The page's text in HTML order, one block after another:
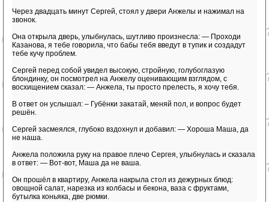
Через двадцать минут Сергей, стоял у двери Анжелы и нажимал на
звонок.
Она открыла дверь, улыбнулась, шутливо произнесла: — Проходи
Казанова, я тебе говорила, что бабы тебя введут в тупик и создадут
тебе кучу проблем.
Сергей перед собой увидел высокую, стройную, голубоглазую
блондинку, он посмотрел на Анжелу оценивающим взглядом, с
восхищением сказал: — Анжела, ты просто прелесть, я хочу тебя.
В ответ он услышал: – Губёнки закатай, меняй пол, и вопрос будет
решён.
Сергей засмеялся, глубоко вздохнул и добавил: — Хороша Маша, да
не наша.
Анжела положила руку на правое плечо Сергея, улыбнулась и сказала
в ответ: — Вот-вот, Маша да не ваша.
Он прошёл в квартиру, Анжела накрыла стол из дежурных блюд:
овощной салат, нарезка из колбасы и бекона, ваза с фруктами,
бутылка коньяка, две рюмки.